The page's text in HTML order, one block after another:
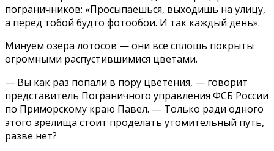
пограничников: «Просыпаешься, выходишь на улицу,
а перед тобой будто фотообои. И так каждый день».
Минуем озера лотосов — они все сплошь покрыты
огромными распустившимися цветами.
— Вы как раз попали в пору цветения, — говорит
представитель Пограничного управления ФСБ России
по Приморскому краю Павел. — Только ради одного
этого зрелища стоит проделать утомительный путь,
разве нет?